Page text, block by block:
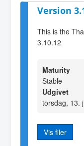
Version
This is the
3.10.12
Maturity
Stable
Udgivet
torsdag, 13.
Vis filer